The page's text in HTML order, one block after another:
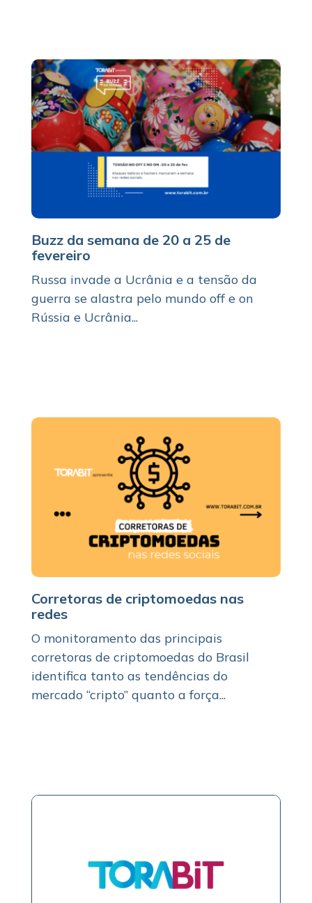
Buzz da semana de 20 a 25 de
fevereiro
Russa invade a Ucrânia e a tensão da
guerra se alastra pelo mundo off e on
Rússia e Ucrânia...
Corretoras de criptomoedas nas
redes
O monitoramento das principais
corretoras de criptomoedas do Brasil
identifica tanto as tendências do
mercado “cripto” quanto a força...